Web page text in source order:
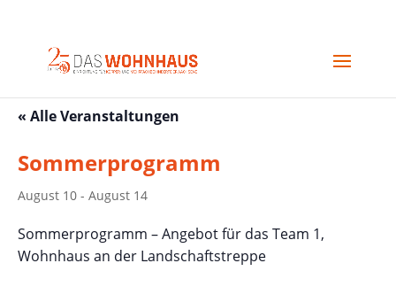
« Alle Veranstaltungen
Sommerprogramm
August 10 - August 14
Sommerprogramm – Angebot für das Team 1,
Wohnhaus an der Landschaftstreppe